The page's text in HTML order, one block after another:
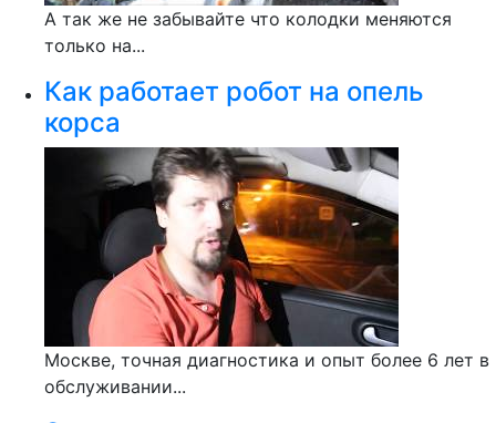
А так же не забывайте что колодки меняются
только на...
Как работает робот на опель
корса
Москве, точная диагностика и опыт более 6 лет в
обслуживании...